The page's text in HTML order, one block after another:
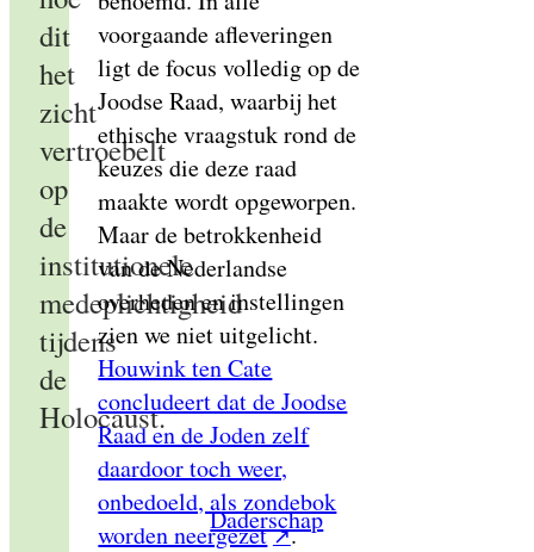
dit
het
zicht
vertroebelt
op
de
institutionele
medeplichtigheid
tijdens
de
Holocaust.
Daderschap
voorgaande afleveringen
ligt de focus volledig op de
Joodse Raad, waarbij het
ethische vraagstuk rond de
keuzes die deze raad
maakte wordt opgeworpen.
Maar de betrokkenheid
van de Nederlandse
overheden en instellingen
zien we niet uitgelicht.
Houwink ten Cate
concludeert dat de Joodse
Raad en de Joden zelf
daardoor toch weer,
onbedoeld, als zondebok
worden neergezet
.